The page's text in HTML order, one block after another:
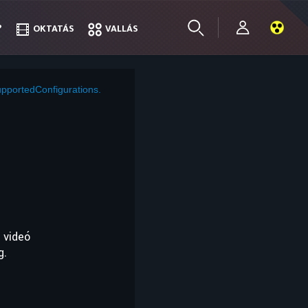
OKTATÁS VALLÁS
OKTATÁS VALLÁS